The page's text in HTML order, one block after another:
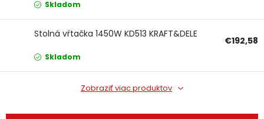
Ochranné pracovné pomôcky
Skladom
Stolná vŕtačka 1450W KD513 KRAFT&DELE
€192,58
Skladom
Zobraziť viac produktov